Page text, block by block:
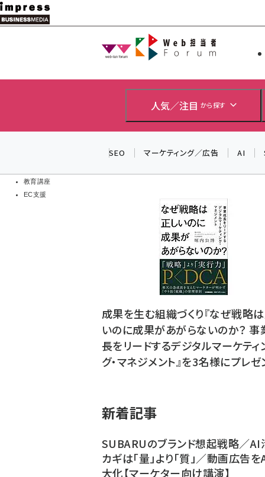
メ
イ
教育講座
EC支援
Web担当
人気／注目 から探す
SEO マーケティング／広告 AI
成果を生む組織づくり『なぜ戦略
いのに成果があがらないのか？ 事
長をリードするデジタルマーケティ
グ・マネジメント』を3名様にプレゼ
新着記事
SUBARUのブランド想起戦略／AI
カギは「量」より「質」／動画広告
大化【マーケター向け講演】